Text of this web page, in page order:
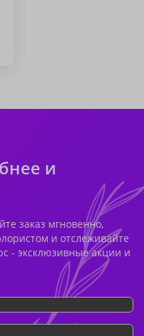
и
заказ мгновенно,
и отслеживайте
- эксклюзивные акции и